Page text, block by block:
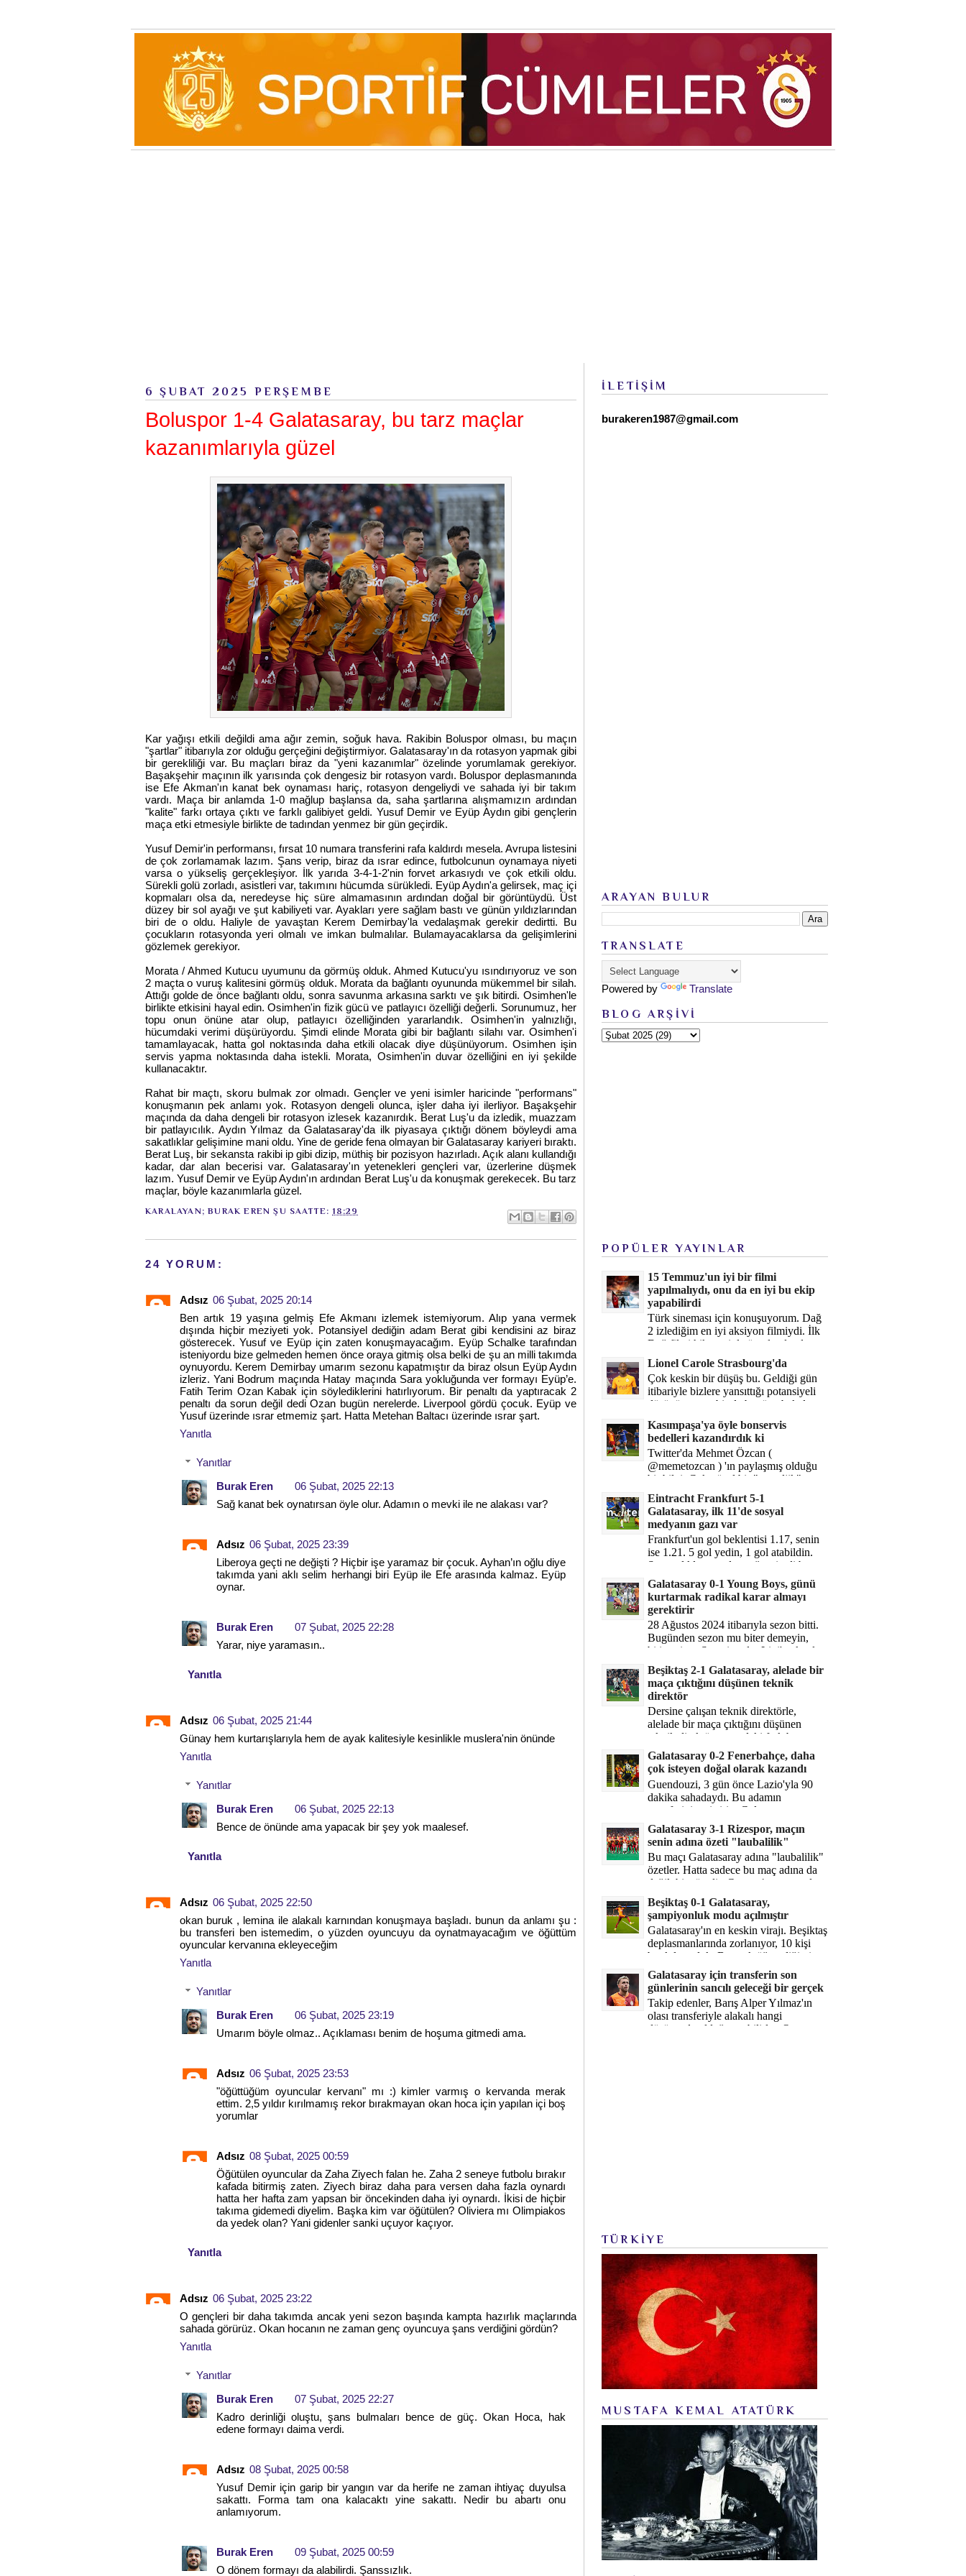
6 ŞUBAT 2025 PERŞEMBE
Boluspor 1-4 Galatasaray, bu tarz maçlar
kazanımlarıyla güzel
Kar yağışı etkili değildi ama ağır zemin, soğuk hava. Rakibin Boluspor olması, bu maçın
"şartlar" itibarıyla zor olduğu gerçeğini değiştirmiyor. Galatasaray'ın da rotasyon yapmak gibi
bir gerekliliği var. Bu maçları biraz da "yeni kazanımlar" özelinde yorumlamak gerekiyor.
Başakşehir maçının ilk yarısında çok dengesiz bir rotasyon vardı. Boluspor deplasmanında
ise Efe Akman'ın kanat bek oynaması hariç, rotasyon dengeliydi ve sahada iyi bir takım
vardı. Maça bir anlamda 1-0 mağlup başlansa da, saha şartlarına alışmamızın ardından
"kalite" farkı ortaya çıktı ve farklı galibiyet geldi. Yusuf Demir ve Eyüp Aydın gibi gençlerin
maça etki etmesiyle birlikte de tadından yenmez bir gün geçirdik.
Yusuf Demir'in performansı, fırsat 10 numara transferini rafa kaldırdı mesela. Avrupa listesini
de çok zorlamamak lazım. Şans verip, biraz da ısrar edince, futbolcunun oynamaya niyeti
varsa o yükseliş gerçekleşiyor. İlk yarıda 3-4-1-2'nin forvet arkasıydı ve çok etkili oldu.
Sürekli golü zorladı, asistleri var, takımını hücumda sürükledi. Eyüp Aydın'a gelirsek, maç içi
kopmaları olsa da, neredeyse hiç süre almamasının ardından doğal bir görüntüydü. Üst
düzey bir sol ayağı ve şut kabiliyeti var. Ayakları yere sağlam bastı ve günün yıldızlarından
biri de o oldu. Haliyle de yavaştan Kerem Demirbay'la vedalaşmak gerekir dedirtti. Bu
çocukların rotasyonda yeri olmalı ve imkan bulmalılar. Bulamayacaklarsa da gelişimlerini
gözlemek gerekiyor.
Morata / Ahmed Kutucu uyumunu da görmüş olduk. Ahmed Kutucu'yu ısındırıyoruz ve son
2 maçta o vuruş kalitesini görmüş olduk. Morata da bağlantı oyununda mükemmel bir silah.
Attığı golde de önce bağlantı oldu, sonra savunma arkasına sarktı ve şık bitirdi. Osimhen'le
birlikte etkisini hayal edin. Osimhen'in fizik gücü ve patlayıcı özelliği değerli. Sorunumuz, her
topu onun önüne atar olup, patlayıcı özelliğinden yararlandık. Osimhen'in yalnızlığı,
hücumdaki verimi düşürüyordu. Şimdi elinde Morata gibi bir bağlantı silahı var. Osimhen'i
tamamlayacak, hatta gol noktasında daha etkili olacak diye düşünüyorum. Osimhen işin
servis yapma noktasında daha istekli. Morata, Osimhen'in duvar özelliğini en iyi şekilde
kullanacaktır.
Rahat bir maçtı, skoru bulmak zor olmadı. Gençler ve yeni isimler haricinde "performans"
konuşmanın pek anlamı yok. Rotasyon dengeli olunca, işler daha iyi ilerliyor. Başakşehir
maçında da daha dengeli bir rotasyon izlesek kazanırdık. Berat Luş'u da izledik, muazzam
bir patlayıcılık. Aydın Yılmaz da Galatasaray'da ilk piyasaya çıktığı dönem böyleydi ama
sakatlıklar gelişimine mani oldu. Yine de geride fena olmayan bir Galatasaray kariyeri bıraktı.
Berat Luş, bir sekansta rakibi ip gibi dizip, müthiş bir pozisyon hazırladı. Açık alanı kullandığı
kadar, dar alan becerisi var. Galatasaray'ın yetenekleri gençleri var, üzerlerine düşmek
lazım. Yusuf Demir ve Eyüp Aydın'ın ardından Berat Luş'u da konuşmak gerekecek. Bu tarz
maçlar, böyle kazanımlarla güzel.
KARALAYAN;BURAK EREN ŞU SAATTE:18:29
24 YORUM:
Adsız 06 Şubat, 2025 20:14
Ben artık 19 yaşına gelmiş Efe Akmanı izlemek istemiyorum. Alıp yana vermek
dışında hiçbir meziyeti yok. Potansiyel dediğin adam Berat gibi kendisini az biraz
gösterecek. Yusuf ve Eyüp için zaten konuşmayacağım. Eyüp Schalke tarafından
isteniyordu bize gelmeden hemen önce oraya gitmiş olsa belki de şu an milli takımda
oynuyordu. Kerem Demirbay umarım sezonu kapatmıştır da biraz olsun Eyüp Aydın
izleriz. Yani Bodrum maçında Hatay maçında Sara yokluğunda ver formayı Eyüp’e.
Fatih Terim Ozan Kabak için söylediklerini hatırlıyorum. Bir penaltı da yaptıracak 2
penaltı da sorun değil dedi Ozan bugün nerelerde. Liverpool gördü çocuk. Eyüp ve
Yusuf üzerinde ısrar etmemiz şart. Hatta Metehan Baltacı üzerinde ısrar şart.
Yanıtla
Yanıtlar
Burak Eren
06 Şubat, 2025 22:13
Sağ kanat bek oynatırsan öyle olur. Adamın o mevki ile ne alakası var?
Adsız 06 Şubat, 2025 23:39
Liberoya geçti ne değişti ? Hiçbir işe yaramaz bir çocuk. Ayhan’ın oğlu diye
takımda yani aklı selim herhangi biri Eyüp ile Efe arasında kalmaz. Eyüp
oynar.
Burak Eren
07 Şubat, 2025 22:28
Yarar, niye yaramasın..
Yanıtla
Adsız 06 Şubat, 2025 21:44
Günay hem kurtarışlarıyla hem de ayak kalitesiyle kesinlikle muslera'nin önünde
Yanıtla
Yanıtlar
Burak Eren
06 Şubat, 2025 22:13
Bence de önünde ama yapacak bir şey yok maalesef.
Yanıtla
Adsız 06 Şubat, 2025 22:50
okan buruk , lemina ile alakalı karnından konuşmaya başladı. bunun da anlamı şu :
bu transferi ben istemedim, o yüzden oyuncuyu da oynatmayacağım ve öğüttüm
oyuncular kervanına ekleyeceğim
Yanıtla
Yanıtlar
Burak Eren
06 Şubat, 2025 23:19
Umarım böyle olmaz.. Açıklaması benim de hoşuma gitmedi ama.
Adsız 06 Şubat, 2025 23:53
"öğüttüğüm oyuncular kervanı" mı :) kimler varmış o kervanda merak
ettim. 2,5 yıldır kırılmamış rekor bırakmayan okan hoca için yapılan içi boş
yorumlar
Adsız 08 Şubat, 2025 00:59
Öğütülen oyuncular da Zaha Ziyech falan he. Zaha 2 seneye futbolu bırakır
kafada bitirmiş zaten. Ziyech biraz daha para versen daha fazla oynardı
hatta her hafta zam yapsan bir öncekinden daha iyi oynardı. İkisi de hiçbir
takıma gidemedi diyelim. Başka kim var öğütülen? Oliviera mı Olimpiakos
da yedek olan? Yani gidenler sanki uçuyor kaçıyor.
Yanıtla
Adsız 06 Şubat, 2025 23:22
O gençleri bir daha takımda ancak yeni sezon başında kampta hazırlık maçlarında
sahada görürüz. Okan hocanın ne zaman genç oyuncuya şans verdiğini gördün?
Yanıtla
Yanıtlar
Burak Eren
07 Şubat, 2025 22:27
Kadro derinliği oluştu, şans bulmaları bence de güç. Okan Hoca, hak
edene formayı daima verdi.
Adsız 08 Şubat, 2025 00:58
Yusuf Demir için garip bir yangın var da herife ne zaman ihtiyaç duyulsa
sakattı. Forma tam ona kalacaktı yine sakattı. Nedir bu abartı onu
anlamıyorum.
Burak Eren
09 Şubat, 2025 00:59
O dönem formayı da alabilirdi. Şanssızlık.
İLETİŞİM
burakeren1987@gmail.com
ARAYAN BULUR
TRANSLATE
Powered by Translate
BLOG ARŞİVİ
POPÜLER YAYINLAR
15 Temmuz'un iyi bir filmi
yapılmalıydı, onu da en iyi bu ekip
yapabilirdi
Türk sineması için konuşuyorum. Dağ
2 izlediğim en iyi aksiyon filmiydi. İlk
Dağ filmi hikayesiyle ön plandaydı,
Dağ 2 ise belki o hika...
Lionel Carole Strasbourg'da
Çok keskin bir düşüş bu. Geldiği gün
itibariyle bizlere yansıttığı potansiyeli
düşünüyorum, bir de bugüne bakalım.
Kasımpaşa'ya öyle bonservis
bedelleri kazandırdık ki
Twitter'da Mehmet Özcan (
@memetozcan ) 'ın paylaşmış olduğu
bir bilgi. Çok güzel bir "nostaljik" pas
diyelim. Kasımpaşa...
Eintracht Frankfurt 5-1
Galatasaray, ilk 11'de sosyal
medyanın gazı var
Frankfurt'un gol beklentisi 1.17, senin
ise 1.21. 5 gol yedin, 1 gol atabildin.
Şanssızlıkla mı anlatacağız şimdi bu
durumu? Rakibin 5 ş...
Galatasaray 0-1 Young Boys, günü
kurtarmak radikal karar almayı
gerektirir
28 Ağustos 2024 itibarıyla sezon bitti.
Bugünden sezon mu biter demeyin,
bitiyor işte. Şampiyonlar Ligi'ne katılım
hakkı senin misyonun ...
Beşiktaş 2-1 Galatasaray, alelade bir
maça çıktığını düşünen teknik
direktör
Dersine çalışan teknik direktörle,
alelade bir maça çıktığını düşünen
teknik direktör arasındaki fark bu
işte. Solskjaer'in çalıştığı de...
Galatasaray 0-2 Fenerbahçe, daha
çok isteyen doğal olarak kazandı
Guendouzi, 3 gün önce Lazio'yla 90
dakika sahadaydı. Bu adamın
transferini yetiştirip, Galatasaray
karşısında 11 oynamasını sağlıyorsun....
Galatasaray 3-1 Rizespor, maçın
senin adına özeti "laubalilik"
Bu maçı Galatasaray adına "laubalilik"
özetler. Hatta sadece bu maç adına da
değil, bir süredir. Geçen 4 maçta sadece
1 gol yedin ...
Beşiktaş 0-1 Galatasaray,
şampiyonluk modu açılmıştır
Galatasaray'ın en keskin virajı. Beşiktaş
deplasmanlarında zorlanıyor, 10 kişi
bırakılıyorduk. Bu artık öğrendiğimiz
bir gerçek. Sane...
Galatasaray için transferin son
günlerinin sancılı geleceği bir gerçek
Takip edenler, Barış Alper Yılmaz'ın
olası transferiyle alakalı hangi
düşüncede olduğumu bilirler. O
TÜRKİYE
MUSTAFA KEMAL ATATÜRK